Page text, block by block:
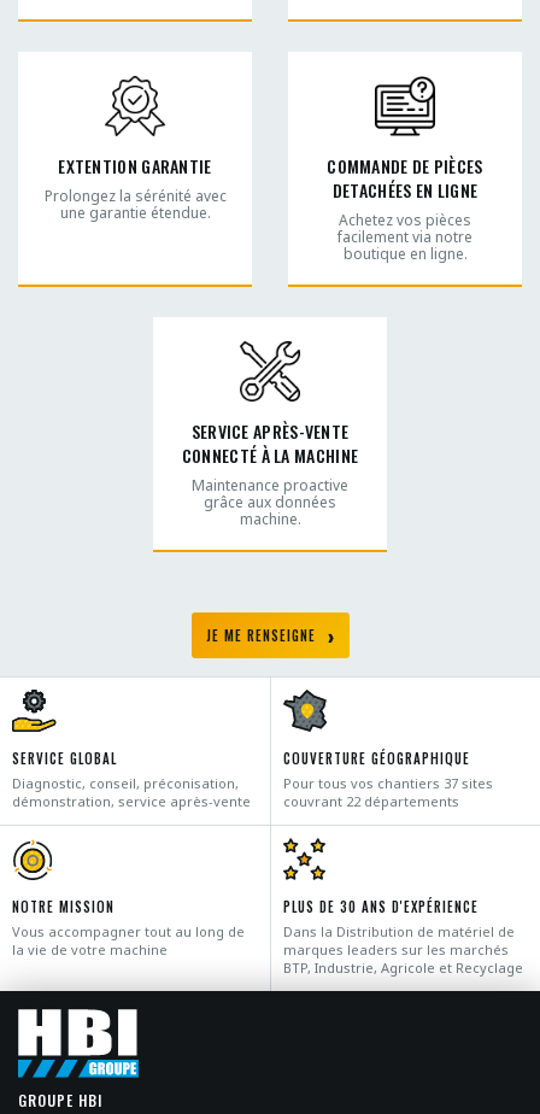
EXTENTION GARANTIE
Prolongez la sérénité avec
une garantie étendue.
COMMANDE DE PIÈCES
DETACHÉES EN LIGNE
Achetez vos pièces
facilement via notre
boutique en ligne.
SERVICE APRÈS-VENTE
CONNECTÉ À LA MACHINE
Maintenance proactive
grâce aux données
machine.
JE ME RENSEIGNE
SERVICE GLOBAL
Diagnostic, conseil, préconisation,
démonstration, service après-vente
COUVERTURE GÉOGRAPHIQUE
Pour tous vos chantiers 37 sites
couvrant 22 départements
NOTRE MISSION
Vous accompagner tout au long de
la vie de votre machine
PLUS DE 30 ANS D'EXPÉRIENCE
Dans la Distribution de matériel de
marques leaders sur les marchés
BTP, Industrie, Agricole et Recyclage
GROUPE HBI